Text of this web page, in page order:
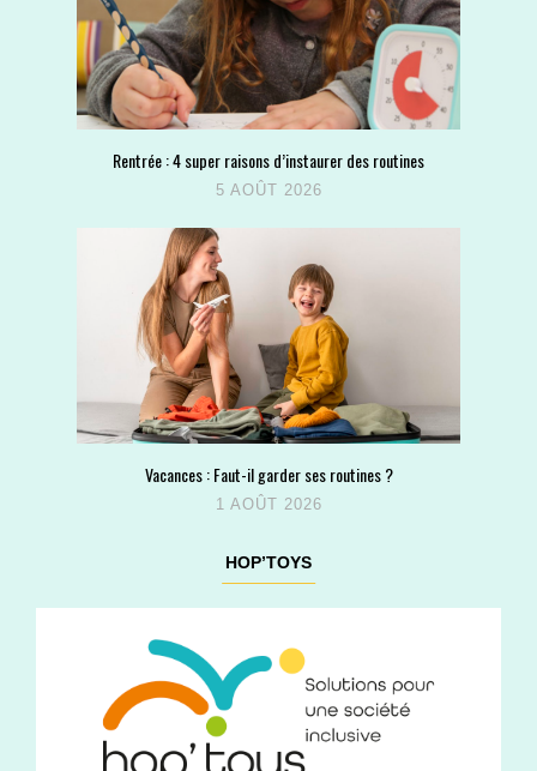
Rentrée : 4 super raisons d’instaurer des routines
5 AOÛT 2026
Vacances : Faut-il garder ses routines ?
1 AOÛT 2026
HOP’TOYS